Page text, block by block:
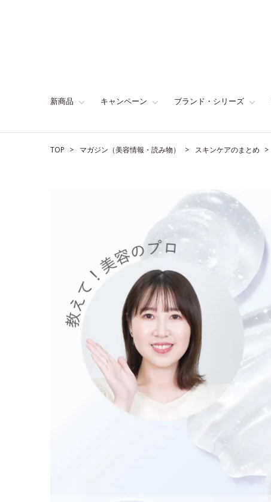
新商品 キャンペーン ブランド・シリーズ
TOP マガジン（美容情報・読み物） スキンケアのまとめ